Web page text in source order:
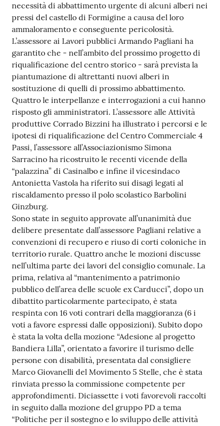
Seguici
su
necessità di abbattimento urgente di alcuni alberi nei
pressi del castello di Formigine a causa del loro
ammaloramento e conseguente pericolosità.
L’assessore ai Lavori pubblici Armando Pagliani ha
garantito che - nell’ambito del prossimo progetto di
riqualificazione del centro storico - sarà prevista la
piantumazione di altrettanti nuovi alberi in
sostituzione di quelli di prossimo abbattimento.
Quattro le interpellanze e interrogazioni a cui hanno
risposto gli amministratori. L’assessore alle Attività
produttive Corrado Bizzini ha illustrato i percorsi e le
ipotesi di riqualificazione del Centro Commerciale 4
Passi, l’assessore all’Associazionismo Simona
Sarracino ha ricostruito le recenti vicende della
“palazzina” di Casinalbo e infine il vicesindaco
Antonietta Vastola ha riferito sui disagi legati al
riscaldamento presso il polo scolastico Barbolini
Ginzburg.
Sono state in seguito approvate all’unanimità due
delibere presentate dall’assessore Pagliani relative a
convenzioni di recupero e riuso di corti coloniche in
territorio rurale. Quattro anche le mozioni discusse
nell’ultima parte dei lavori del consiglio comunale. La
prima, relativa al “mantenimento a patrimonio
pubblico dell’area delle scuole ex Carducci”, dopo un
dibattito particolarmente partecipato, è stata
respinta con 16 voti contrari della maggioranza (6 i
voti a favore espressi dalle opposizioni). Subito dopo
è stata la volta della mozione “Adesione al progetto
Bandiera Lilla”, orientato a favorire il turismo delle
persone con disabilità, presentata dal consigliere
Marco Giovanelli del Movimento 5 Stelle, che è stata
rinviata presso la commissione competente per
approfondimenti. Diciassette i voti favorevoli raccolti
in seguito dalla mozione del gruppo PD a tema
“Politiche per il sostegno e lo sviluppo delle attività